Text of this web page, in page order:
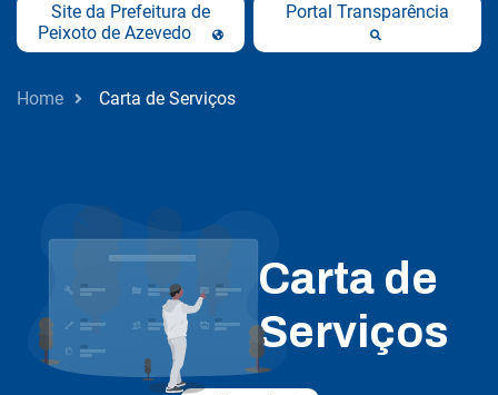
Site da Prefeitura de
Peixoto de Azevedo
Portal Transparência
Home Carta de Serviços
Carta de
Serviços